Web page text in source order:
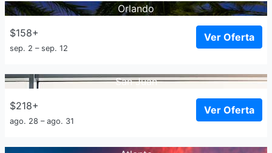
Orlando
$158+
sep. 2 – sep. 12
Ver Oferta
San Juan
$218+
ago. 28 – ago. 31
Ver Oferta